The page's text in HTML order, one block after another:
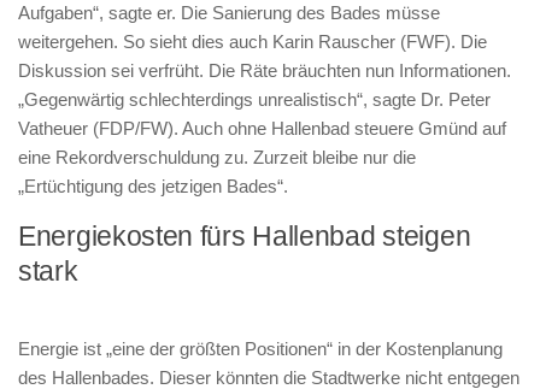
Aufgaben“, sagte er. Die Sanierung des Bades müsse
weitergehen. So sieht dies auch Karin Rauscher (FWF). Die
Diskussion sei verfrüht. Die Räte bräuchten nun Informationen.
„Gegenwärtig schlechterdings unrealistisch“, sagte Dr. Peter
Vatheuer (FDP/FW). Auch ohne Hallenbad steuere Gmünd auf
eine Rekordverschuldung zu. Zurzeit bleibe nur die
„Ertüchtigung des jetzigen Bades“.
Energiekosten fürs Hallenbad steigen
stark
Energie ist „eine der größten Positionen“ in der Kostenplanung
des Hallenbades. Dieser könnten die Stadtwerke nicht entgegen